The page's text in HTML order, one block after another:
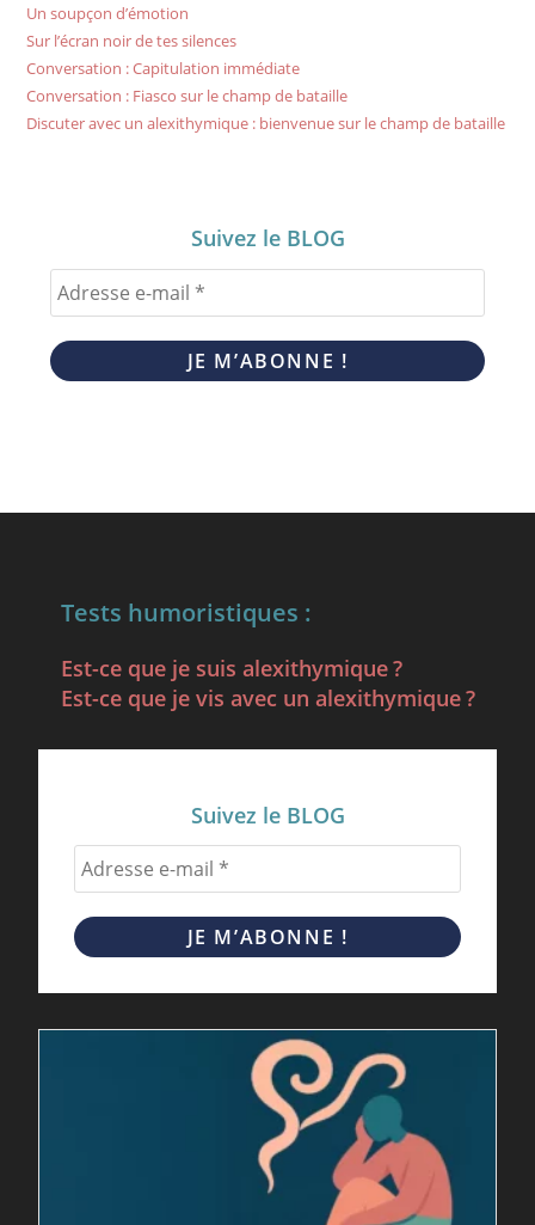
Un soupçon d’émotion
Sur l’écran noir de tes silences
Conversation : Capitulation immédiate
Conversation : Fiasco sur le champ de bataille
Discuter avec un alexithymique : bienvenue sur le champ de bataille
Suivez le BLOG
Tests humoristiques :
Est-ce que je suis alexithymique ?
Est-ce que je vis avec un alexithymique ?
Suivez le BLOG